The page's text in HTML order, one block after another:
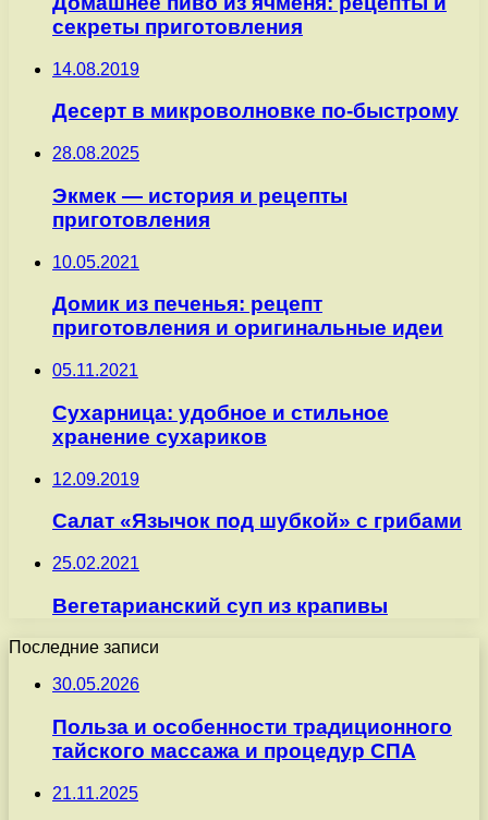
секреты приготовления
14.08.2019
Десерт в микроволновке по-быстрому
28.08.2025
Экмек — история и рецепты
приготовления
10.05.2021
Домик из печенья: рецепт
приготовления и оригинальные идеи
05.11.2021
Сухарница: удобное и стильное
хранение сухариков
12.09.2019
Салат «Язычок под шубкой» с грибами
25.02.2021
Вегетарианский суп из крапивы
Последние записи
30.05.2026
Польза и особенности традиционного
тайского массажа и процедур СПА
21.11.2025